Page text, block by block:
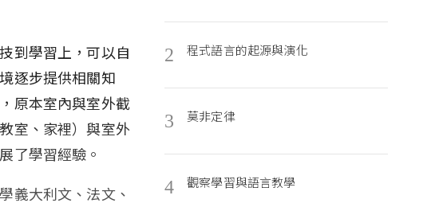
到學習上，可以自
逐步提供相關知
原本室內與室外截
室、家裡）與室外
了學習經驗。
義大利文、法文、
2 程式語言的起源與演化
3 莫非定律
4 觀察學習與語言教學